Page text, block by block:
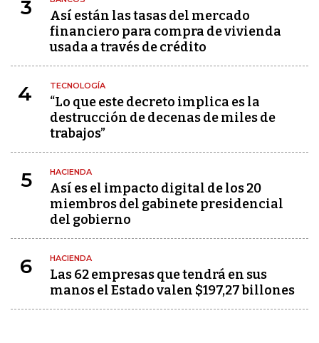
3
Así están las tasas del mercado
financiero para compra de vivienda
usada a través de crédito
4 TECNOLOGÍA
“Lo que este decreto implica es la
destrucción de decenas de miles de
trabajos”
5 HACIENDA
Así es el impacto digital de los 20
miembros del gabinete presidencial
del gobierno
6 HACIENDA
Las 62 empresas que tendrá en sus
manos el Estado valen $197,27 billones